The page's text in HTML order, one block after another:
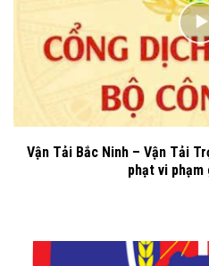
Vận Tải Bắc Ninh – Vận Tải
phạt vi